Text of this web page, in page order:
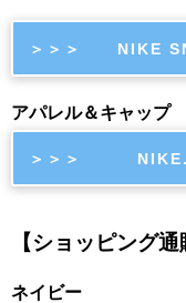
＞＞＞ NIKE
アパレル＆キャップ
＞＞＞
【ショッピング
ネイビー